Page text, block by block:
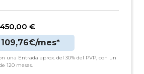
€
109,76€/mes*
una Entrada aprox. del 30% del PVP, con un
120 meses.